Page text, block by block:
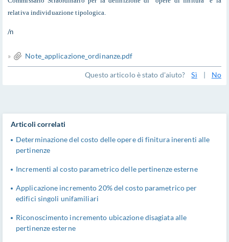
relativa individuazione tipologica.
/n
» Note_applicazione_ordinanze.pdf
Questo articolo è stato d'aiuto? Sì | No
Articoli correlati
Determinazione del costo delle opere di finitura inerenti alle
pertinenze
Incrementi al costo parametrico delle pertinenze esterne
Applicazione incremento 20% del costo parametrico per
edifici singoli unifamiliari
Riconoscimento incremento ubicazione disagiata alle
pertinenze esterne